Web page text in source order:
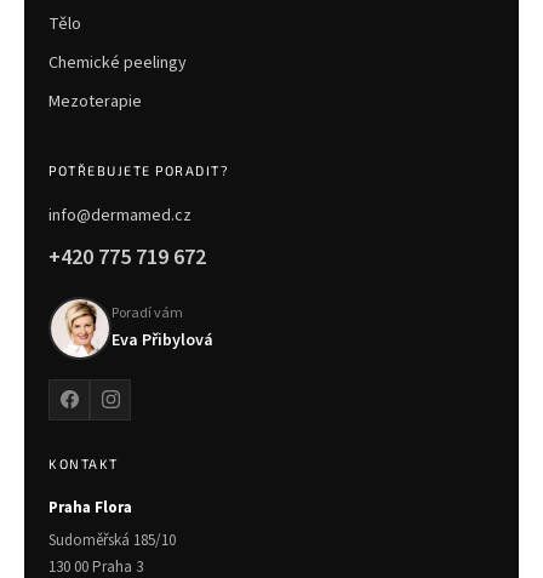
Tělo
Chemické peelingy
Mezoterapie
POTŘEBUJETE PORADIT?
info@dermamed.cz
+420 775 719 672
Poradí vám
Eva Přibylová
KONTAKT
Praha Flora
Sudoměřská 185/10
130 00 Praha 3